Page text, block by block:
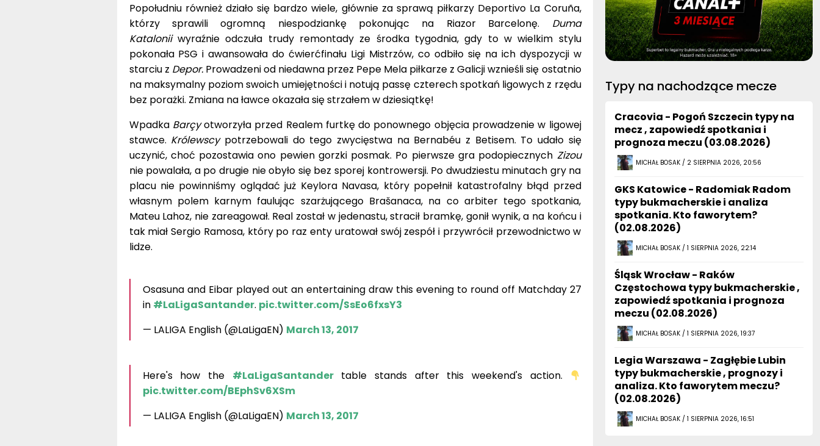
Popołudniu również działo się bardzo wiele, głównie za sprawą piłkarzy Deportivo La Coruña,
którzy sprawili ogromną niespodziankę pokonując na Riazor Barcelonę. Duma
Katalonii wyraźnie odczuła trudy remontady ze środka tygodnia, gdy to w wielkim stylu
pokonała PSG i awansowała do ćwierćfinału Ligi Mistrzów, co odbiło się na ich dyspozycji w
starciu z Depor. Prowadzeni od niedawna przez Pepe Mela piłkarze z Galicji wznieśli się ostatnio
na maksymalny poziom swoich umiejętności i notują passę czterech spotkań ligowych z rzędu
bez porażki. Zmiana na ławce okazała się strzałem w dziesiątkę!
Wpadka Barçyotworzyła przed Realem furtkę do ponownego objęcia prowadzenie w ligowej
stawce. Królewscy potrzebowali do tego zwycięstwa na Bernabéu z Betisem. To udało się
uczynić, choć pozostawia ono pewien gorzki posmak. Po pierwsze gra podopiecznych Zizou
nie powalała, a po drugie nie obyło się bez sporej kontrowersji. Po dwudziestu minutach gry na
placu nie powinniśmy oglądać już Keylora Navasa, który popełnił katastrofalny błąd przed
własnym polem karnym faulując szarżującego Brašanaca, na co arbiter tego spotkania,
Mateu Lahoz, nie zareagował. Real został w jedenastu, stracił bramkę, gonił wynik, a na końcu i
tak miał Sergio Ramosa, który po raz enty uratował swój zespół i przywrócił przewodnictwo w
lidze.
Osasuna and Eibar played out an entertaining draw this evening to round off Matchday 27
in #LaLigaSantander. pic.twitter.com/SsEo6fxsY3
— LALIGA English (@LaLigaEN) March 13, 2017
Here's how the #LaLigaSantandertable stands after this weekend's action.
pic.twitter.com/BEphSv6XSm
— LALIGA English (@LaLigaEN) March 13, 2017
Typy na nachodzące mecze
Cracovia - Pogoń Szczecin typy na
mecz , zapowiedź spotkania i
prognoza meczu (03.08.2026)
MICHAŁ BOSAK / 2 SIERPNIA 2026, 20:56
GKS Katowice - Radomiak Radom
typy bukmacherskie i analiza
spotkania. Kto faworytem?
(02.08.2026)
MICHAŁ BOSAK / 1 SIERPNIA 2026, 22:14
Śląsk Wrocław - Raków
Częstochowa typy bukmacherskie ,
zapowiedź spotkania i prognoza
meczu (02.08.2026)
MICHAŁ BOSAK / 1 SIERPNIA 2026, 19:37
Legia Warszawa - Zagłębie Lubin
typy bukmacherskie , prognozy i
analiza. Kto faworytem meczu?
(02.08.2026)
MICHAŁ BOSAK / 1 SIERPNIA 2026, 16:51